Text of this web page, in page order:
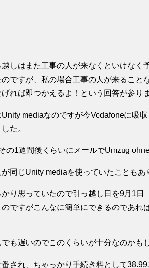
しはまた工事の人が来なくといけなく
ですが、私の場合工事の人が来ること
れば即つかえるよ！という回答が参りま
mediaなのですが今Vodafoneに吸
た。
の1週間後くらいにメールでUmzug
同じUnity mediaを使っていたこともあ
り思っていたので引っ越し日を9月1日
ですがこんなに簡単にできるのであれ
も遅いのでこのくらいが十分なのかも
され、ちゃっかり手続き料として